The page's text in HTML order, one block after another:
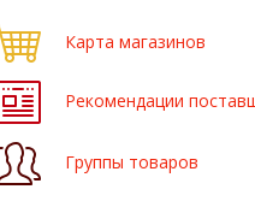
Карта магазинов
Рекомендации
Группы товаров